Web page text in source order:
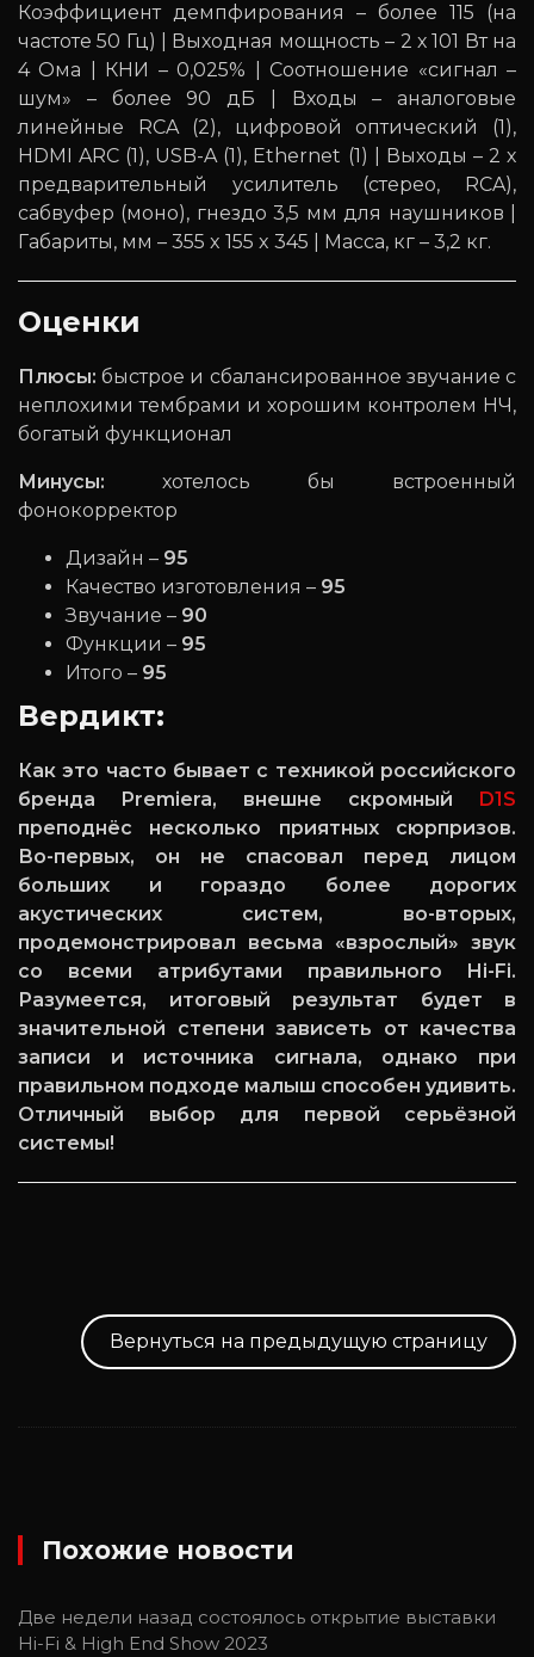
Коэффициент демпфирования – более 115 (на
частоте 50 Гц) | Выходная мощность – 2 х 101 Вт на
4 Ома | КНИ – 0,025% | Соотношение «сигнал –
шум» – более 90 дБ | Входы – аналоговые
линейные RCA (2), цифровой оптический (1),
HDMI ARC (1), USB-A (1), Ethernet (1) | Выходы – 2 х
предварительный усилитель (стерео, RCA),
сабвуфер (моно), гнездо 3,5 мм для наушников |
Габариты, мм – 355 x 155 x 345 | Масса, кг – 3,2 кг.
Оценки
Плюсы: быстрое и сбалансированное звучание с
неплохими тембрами и хорошим контролем НЧ,
богатый функционал
Минусы: хотелось бы встроенный
фонокорректор
Дизайн – 95
Качество изготовления – 95
Звучание – 90
Функции – 95
Итого – 95
Вердикт:
Как это часто бывает с техникой российского
бренда Premiera, внешне скромный
D1S
преподнёс несколько приятных сюрпризов.
Во-первых, он не спасовал перед лицом
больших и гораздо более дорогих
акустических систем, во-вторых,
продемонстрировал весьма «взрослый» звук
со всеми атрибутами правильного H i- Fi.
Разумеется, итоговый результат будет в
значительной степени зависеть от качества
записи и источника сигнала, однако при
правильном подходе малыш способен удивить.
Отличный выбор для первой серьёзной
системы!
Вернуться на предыдущую страницу
Похожие новости
Две недели назад состоялось открытие выставки
Hi-Fi & High End Show 2023